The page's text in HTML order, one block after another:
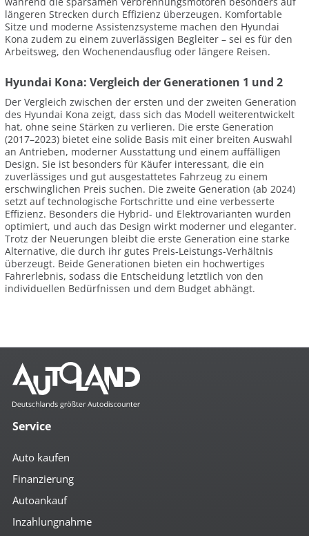
längeren Strecken durch Effizienz überzeugen. Komfortable
Sitze und moderne Assistenzsysteme machen den Hyundai
Kona zudem zu einem zuverlässigen Begleiter – sei es für den
Arbeitsweg, den Wochenendausflug oder längere Reisen.
Hyundai Kona: Vergleich der Generationen 1 und 2
Der Vergleich zwischen der ersten und der zweiten Generation
des Hyundai Kona zeigt, dass sich das Modell weiterentwickelt
hat, ohne seine Stärken zu verlieren. Die erste Generation
(2017–2023) bietet eine solide Basis mit einer breiten Auswahl
an Antrieben, moderner Ausstattung und einem auffälligen
Design. Sie ist besonders für Käufer interessant, die ein
zuverlässiges und gut ausgestattetes Fahrzeug zu einem
erschwinglichen Preis suchen. Die zweite Generation (ab 2024)
setzt auf technologische Fortschritte und eine verbesserte
Effizienz. Besonders die Hybrid- und Elektrovarianten wurden
optimiert, und auch das Design wirkt moderner und eleganter.
Trotz der Neuerungen bleibt die erste Generation eine starke
Alternative, die durch ihr gutes Preis-Leistungs-Verhältnis
überzeugt. Beide Generationen bieten ein hochwertiges
Fahrerlebnis, sodass die Entscheidung letztlich von den
individuellen Bedürfnissen und dem Budget abhängt.
Service
Auto kaufen
Finanzierung
Autoankauf
Inzahlungnahme